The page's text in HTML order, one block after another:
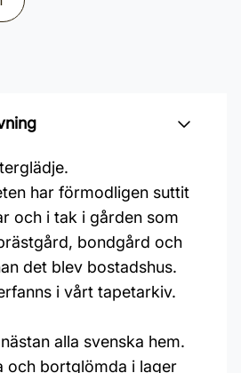
har förmodligen suttit
och i tak i gården som
bondgård och
det blev bostadshus.
i vårt tapetarkiv.
alla svenska hem.
och bortglömda i lager